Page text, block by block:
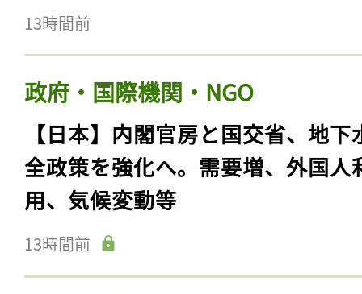
13時間前
政府・国際機関・NGO
【日本】内閣官房と国交省、地下
全政策を強化へ。需要増、外国人
用、気候変動等
13時間前